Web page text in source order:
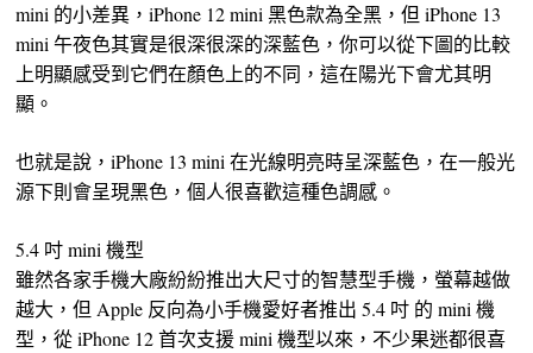
mini 的小差異，iPhone 12 mini 黑色款為全黑，但 iPhone 13
mini 午夜色其實是很深很深的深藍色，你可以從下圖的比較
上明顯感受到它們在顏色上的不同，這在陽光下會尤其明
顯。
也就是說，iPhone 13 mini 在光線明亮時呈深藍色，在一般光
源下則會呈現黑色，個人很喜歡這種色調感。
5.4 吋 mini 機型
雖然各家手機大廠紛紛推出大尺寸的智慧型手機，螢幕越做
越大，但 Apple 反向為小手機愛好者推出 5.4 吋 的 mini 機
型，從 iPhone 12 首次支援 mini 機型以來，不少果迷都很喜